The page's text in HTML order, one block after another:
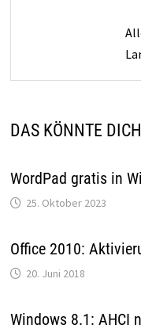
DAS KÖNNTE
WordPad gratis in
25. Oktober 2023
Office 2010:
20. Juni 2018
Windows 8.1: AHCI